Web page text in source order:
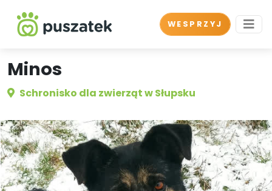
WESPRZYJ
Minos
Schronisko dla zwierząt w Słupsku